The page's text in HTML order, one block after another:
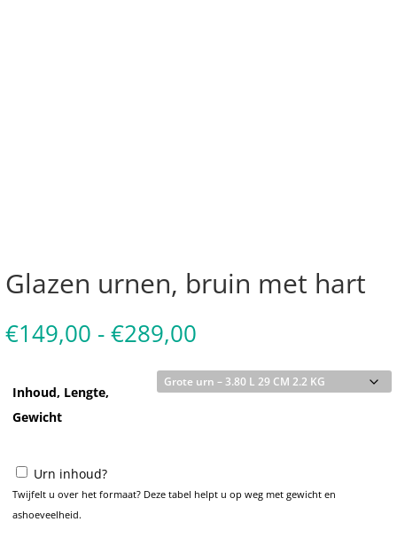
Glazen urnen, bruin met hart
€149,00 -€289,00
tot
€289,00
Inhoud, Lengte,
Gewicht
Urn inhoud?
Twijfelt u over het formaat? Deze tabel helpt u op weg met gewicht en
ashoeveelheid.